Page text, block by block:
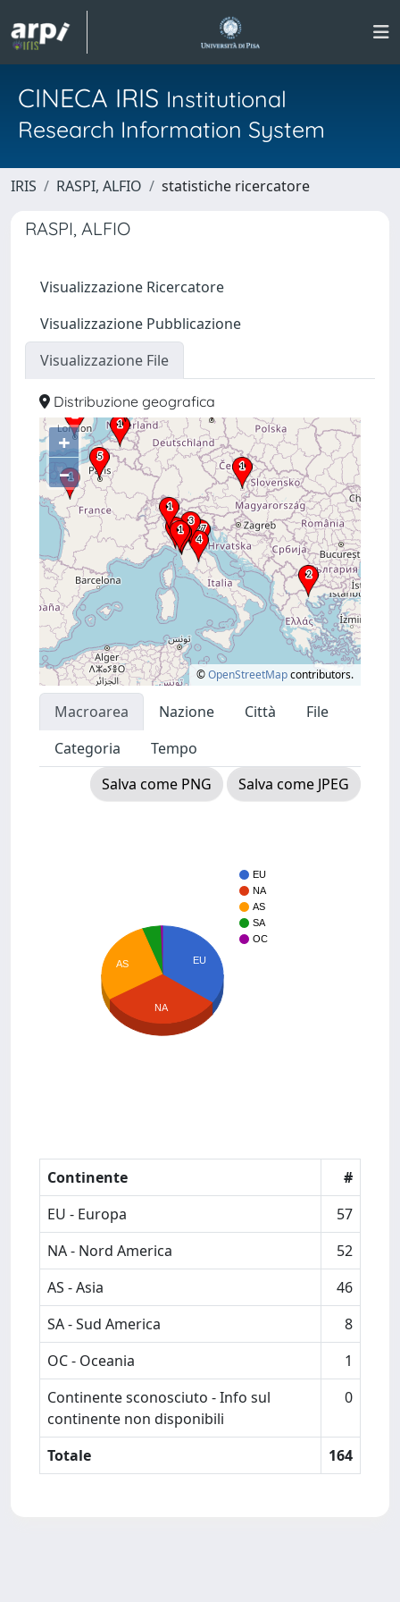
CINECA IRIS Institutional
Research Information System
IRIS RASPI, ALFIO statistiche ricercatore
RASPI, ALFIO
Visualizzazione Ricercatore
Visualizzazione Pubblicazione
Visualizzazione File
Distribuzione geografica
+
–
©OpenStreetMapcontributors.
Macroarea Nazione Città
File
Categoria
Tempo
Salva come PNG
Salva come JPEG
EU
NA
AS
SA
OC
EU
AS
NA
Continente
#
EU - Europa
57
NA - Nord America
52
AS - Asia
46
SA - Sud America
8
OC - Oceania
1
Continente sconosciuto - Info sul
continente non disponibili
0
Totale 164